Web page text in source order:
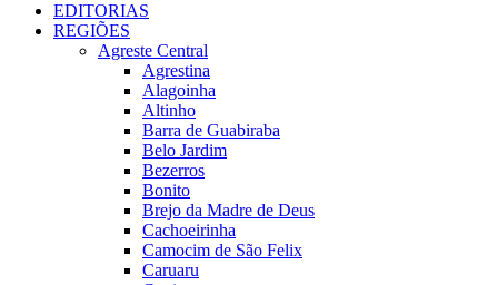
EDITORIAS
REGIÕES
Agreste Central
Agrestina
Alagoinha
Altinho
Barra de Guabiraba
Belo Jardim
Bezerros
Bonito
Brejo da Madre de Deus
Cachoeirinha
Camocim de São Felix
Caruaru